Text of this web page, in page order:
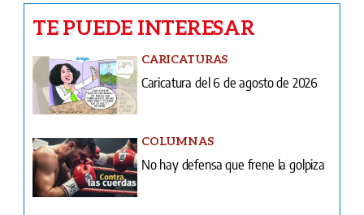
TE PUEDE INTERESAR
CARICATURAS
Caricatura del 6 de agosto de 2026
COLUMNAS
No hay defensa que frene la golpiza